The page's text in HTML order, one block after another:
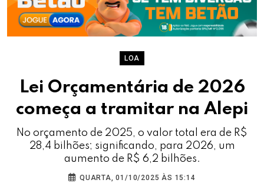
LOA
Lei Orçamentária de 2026
começa a tramitar na Alepi
No orçamento de 2025, o valor total era de R$
28,4 bilhões; significando, para 2026, um
aumento de R$ 6,2 bilhões.
QUARTA, 01/10/2025 ÀS 15:14